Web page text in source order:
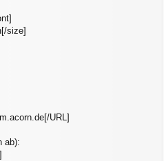
size]
URL]
ab):